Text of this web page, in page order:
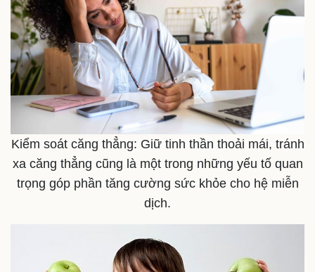
Doanh nghiệp
Thông tin doanh nghiệp
Doanh nghiệp 24h
Vì cộng đồng
Công nghệ
Sành điệu
Tin Công nghệ
Chuyển đổi số
Kiểm soát căng thẳng: Giữ tinh thần thoải mái, tránh
xa căng thẳng cũng là một trong những yếu tố quan
trọng góp phần tăng cường sức khỏe cho hệ miễn
dịch.